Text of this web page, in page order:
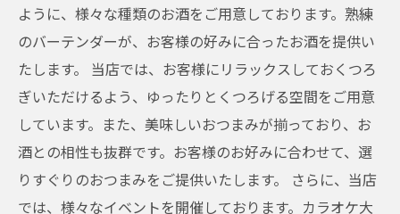
ように、様々な種類のお酒をご用意しております。熟練
のバーテンダーが、お客様の好みに合ったお酒を提供い
たします。 当店では、お客様にリラックスしておくつろ
ぎいただけるよう、ゆったりとくつろげる空間をご用意
しています。また、美味しいおつまみが揃っており、お
酒との相性も抜群です。お客様のお好みに合わせて、選
りすぐりのおつまみをご提供いたします。 さらに、当店
では、様々なイベントを開催しております。カラオケ大